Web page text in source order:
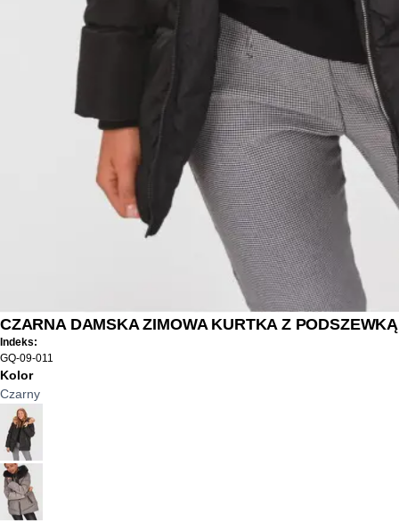
CZARNA DAMSKA ZIMOWA KURTKA Z PODSZEWKĄ
Indeks:
GQ-09-011
Kolor
Czarny